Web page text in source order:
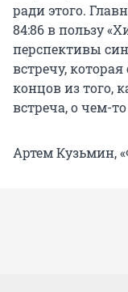
ради этого.
84:86 в пользу
перспективы
встречу,
концов из того,
встреча, о чем-
Артем Кузьмин,